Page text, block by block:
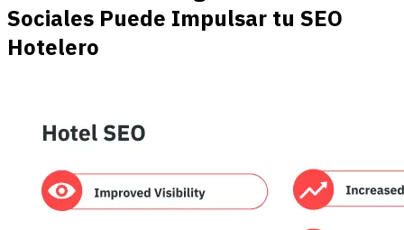
Sociales Puede Impulsar tu SEO
Hotelero